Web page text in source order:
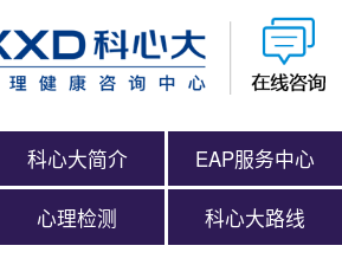
科心大简介 EAP服务中心
心理检测 科心大路线